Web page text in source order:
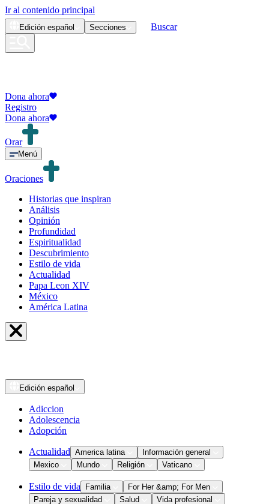
Ir al contenido principal
Edición español Secciones Buscar
Dona ahora
Registro
Dona ahora
Orar
Menú
Oraciones
Historias que inspiran
Análisis
Opinión
Profundidad
Espiritualidad
Descubrimiento
Estilo de vida
Actualidad
Papa Leon XIV
México
América Latina
Edición español
Adiccion
Adolescencia
Adopción
Actualidad America latina
Información general
Mexico
Mundo Religión Vaticano
Estilo de vida Familia
For Her &amp; For Men
Pareja y sexualidad
Salud Vida profesional